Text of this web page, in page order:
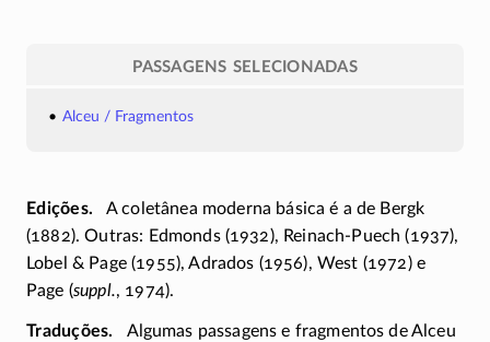
PASSAGENS SELECIONADAS
Alceu / Fragmentos
Edições
A coletânea moderna básica é a de Bergk
(1882). Outras: Edmonds (1932), Reinach-Puech (1937),
Lobel & Page (1955), Adrados (1956), West (1972) e
Page (suppl., 1974).
Traduções
Algumas passagens e fragmentos de Alceu